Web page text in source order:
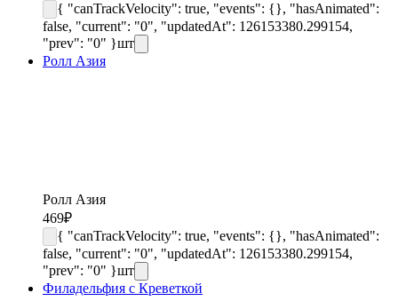
{ "canTrackVelocity": true, "events": {}, "hasAnimated":
false, "current": "0", "updatedAt": 126153380.299154,
"prev": "0" }шт
Ролл Азия
Ролл Азия
469₽
{ "canTrackVelocity": true, "events": {}, "hasAnimated":
false, "current": "0", "updatedAt": 126153380.299154,
"prev": "0" }шт
Филадельфия с Креветкой